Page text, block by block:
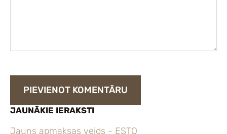
JAUNĀKIE IERAKSTI
Jauns apmaksas veids - ESTO